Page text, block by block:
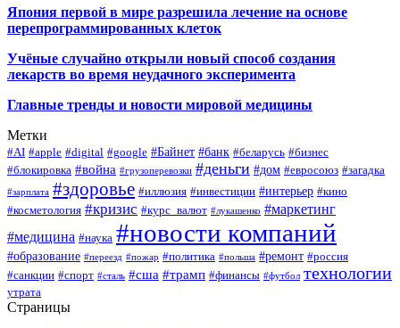
Япония первой в мире разрешила лечение на основе
перепрограммированных клеток
Учёные случайно открыли новый способ создания
лекарств во время неудачного эксперимента
Главные тренды и новости мировой медицины
Метки
#AI #apple #digital #google #Байнет #банк #беларусь #бизнес
#блокировка #война #грузоперевозки #деньги #дом #евросоюз #загадка
#зарплата #здоровье #иллюзия #инвестиции #интерьер #кино
#косметология #кризис #курс_валют #лукашенко #маркетинг
#медицина #наука #новости компаний
#образование #переезд #пожар #политика #польша #ремонт #россия
#санкции #спорт #сталь #сша #трамп #финансы #футбол технологии
утрата
Страницы